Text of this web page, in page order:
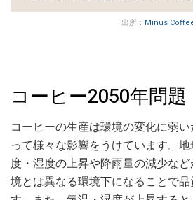
出所： Minus
コーヒー2050年問題
コーヒーの生産は環境の変化に弱
って様々な影響をうけています。
度・湿度の上昇や降雨量の減少な
境とは異なる環境下になることで品